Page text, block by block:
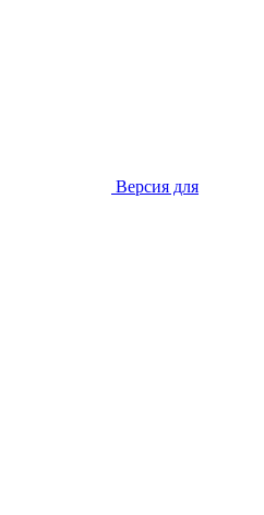
Версия для